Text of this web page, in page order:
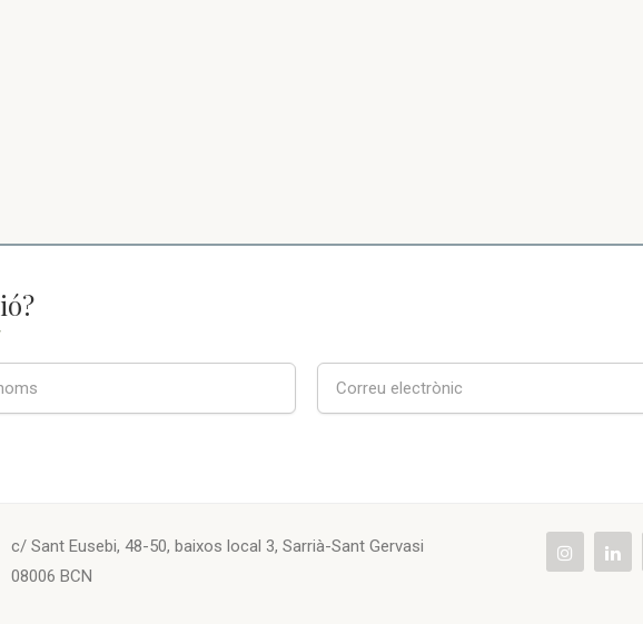
c/ Sant Eusebi, 48-50, baixos local 3, Sarrià-Sant Gervasi
08006 BCN